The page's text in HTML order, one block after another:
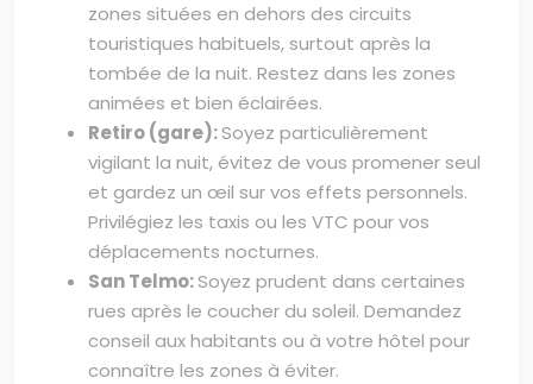
zones situées en dehors des circuits
touristiques habituels, surtout après la
tombée de la nuit. Restez dans les zones
animées et bien éclairées.
Retiro (gare):Soyez particulièrement
vigilant la nuit, évitez de vous promener seul
et gardez un œil sur vos effets personnels.
Privilégiez les taxis ou les VTC pour vos
déplacements nocturnes.
San Telmo:Soyez prudent dans certaines
rues après le coucher du soleil. Demandez
conseil aux habitants ou à votre hôtel pour
connaître les zones à éviter.